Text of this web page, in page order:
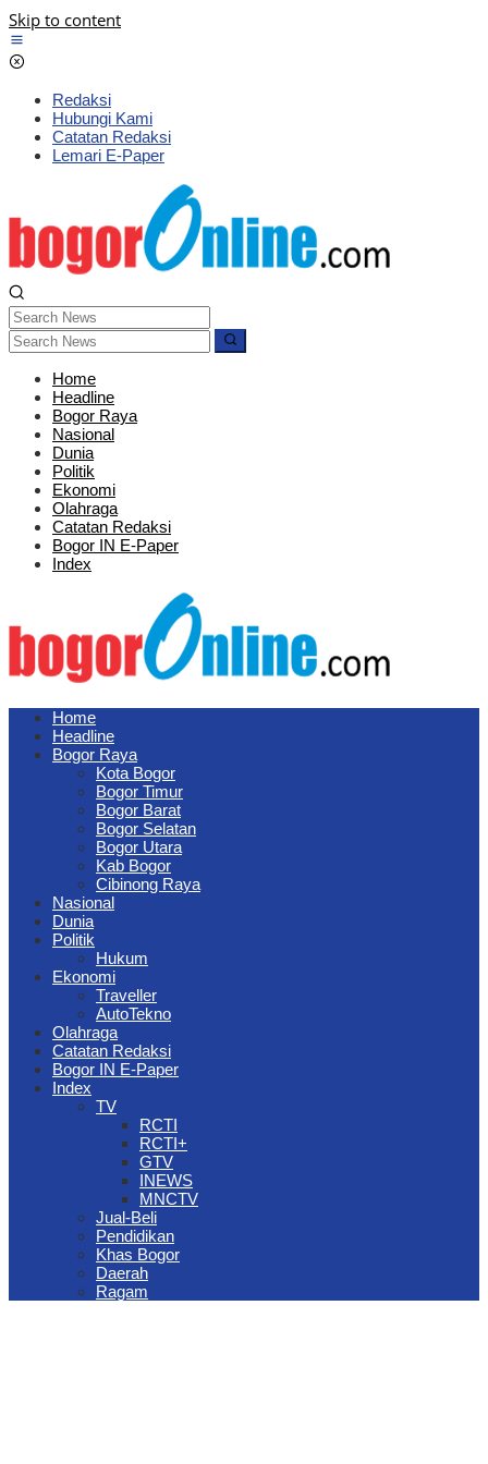
Skip to content
Redaksi
Hubungi Kami
Catatan Redaksi
Lemari E-Paper
Home
Headline
Bogor Raya
Nasional
Dunia
Politik
Ekonomi
Olahraga
Catatan Redaksi
Bogor IN E-Paper
Index
Home
Headline
Bogor Raya
Kota Bogor
Bogor Timur
Bogor Barat
Bogor Selatan
Bogor Utara
Kab Bogor
Cibinong Raya
Nasional
Dunia
Politik
Hukum
Ekonomi
Traveller
AutoTekno
Olahraga
Catatan Redaksi
Bogor IN E-Paper
Index
TV
RCTI
RCTI+
GTV
INEWS
MNCTV
Jual-Beli
Pendidikan
Khas Bogor
Daerah
Ragam